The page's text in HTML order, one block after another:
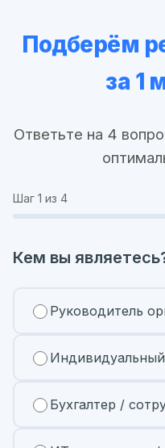
Подберём
за 1
Ответьте на 4
Шаг 1 из 4
Кем вы
Руководитель
Бухгалтер /